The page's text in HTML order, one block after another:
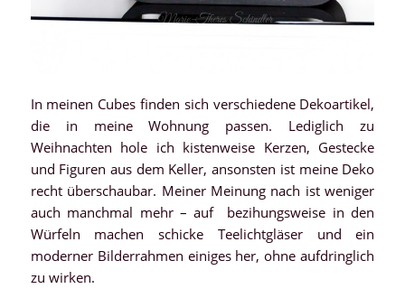
In meinen Cubes finden sich verschiedene Dekoartikel,
die in meine Wohnung passen. Lediglich zu
Weihnachten hole ich kistenweise Kerzen, Gestecke
und Figuren aus dem Keller, ansonsten ist meine Deko
recht überschaubar. Meiner Meinung nach ist weniger
auch manchmal mehr – auf bezihungsweise in den
Würfeln machen schicke Teelichtgläser und ein
moderner Bilderrahmen einiges her, ohne aufdringlich
zu wirken.